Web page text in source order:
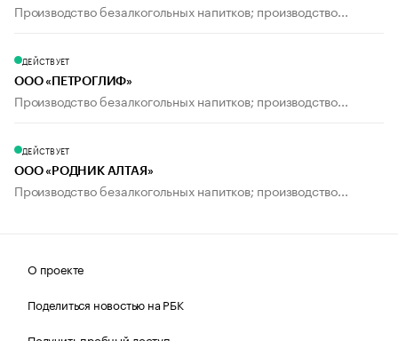
Производство безалкогольных напитков; производство...
ДЕЙСТВУЕТ
ООО «ПЕТРОГЛИФ»
Производство безалкогольных напитков; производство...
ДЕЙСТВУЕТ
ООО «РОДНИК АЛТАЯ»
Производство безалкогольных напитков; производство...
О проекте
Поделиться новостью на РБК